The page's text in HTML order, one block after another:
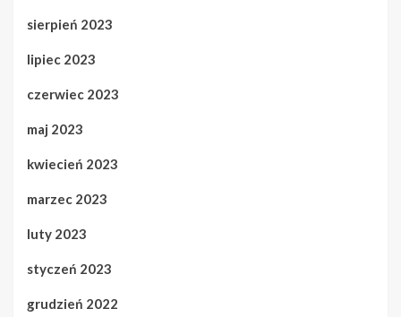
sierpień 2023
lipiec 2023
czerwiec 2023
maj 2023
kwiecień 2023
marzec 2023
luty 2023
styczeń 2023
grudzień 2022